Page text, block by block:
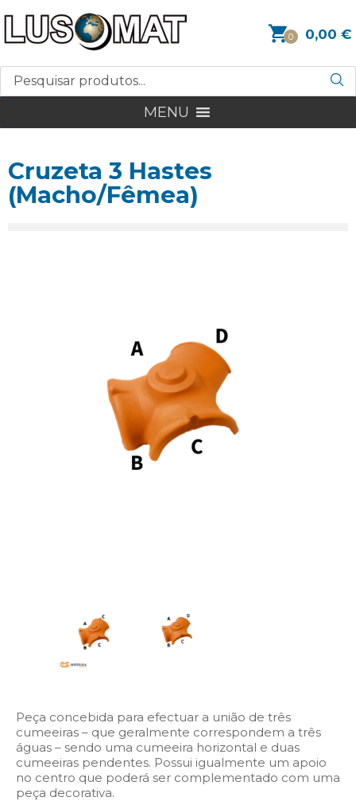
0 0,00 €
MENU
Cruzeta 3 Hastes
(Macho/Fêmea)
Peça concebida para efectuar a união de três
cumeeiras – que geralmente correspondem a três
águas – sendo uma cumeeira horizontal e duas
cumeeiras pendentes. Possui igualmente um apoio
no centro que poderá ser complementado com uma
peça decorativa.